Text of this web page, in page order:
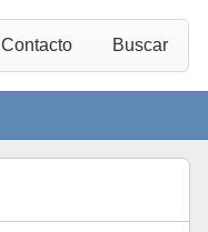
Contacto Buscar